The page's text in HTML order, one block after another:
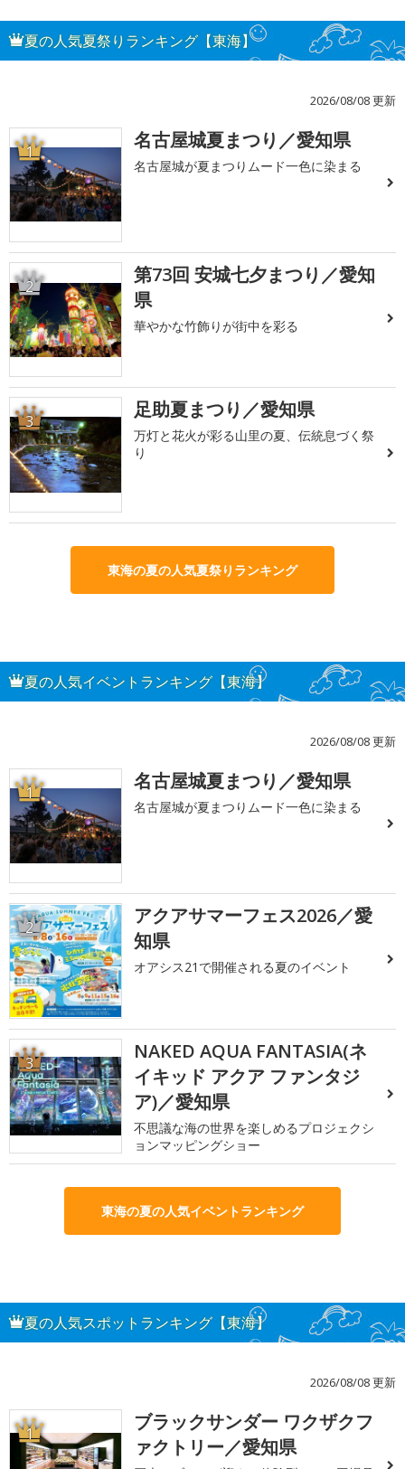
夏の人気夏祭りランキング【東海】
2026/08/08 更新
1 名古屋城夏まつり／愛知県
名古屋城が夏まつりムード一色に染まる
2
第73回 安城七夕まつり／愛知
県
華やかな竹飾りが街中を彩る
3 足助夏まつり／愛知県
万灯と花火が彩る山里の夏、伝統息づく祭
り
東海の夏の人気夏祭りランキング
夏の人気イベントランキング【東海】
2026/08/08 更新
1 名古屋城夏まつり／愛知県
名古屋城が夏まつりムード一色に染まる
2
アクアサマーフェス2026／愛
知県
オアシス21で開催される夏のイベント
3
NAKED AQUA FANTASIA(ネ
イキッド アクア ファンタジ
ア)／愛知県
不思議な海の世界を楽しめるプロジェクシ
ョンマッピングショー
東海の夏の人気イベントランキング
夏の人気スポットランキング【東海】
2026/08/08 更新
1
ブラックサンダー ワクザクフ
ァクトリー／愛知県